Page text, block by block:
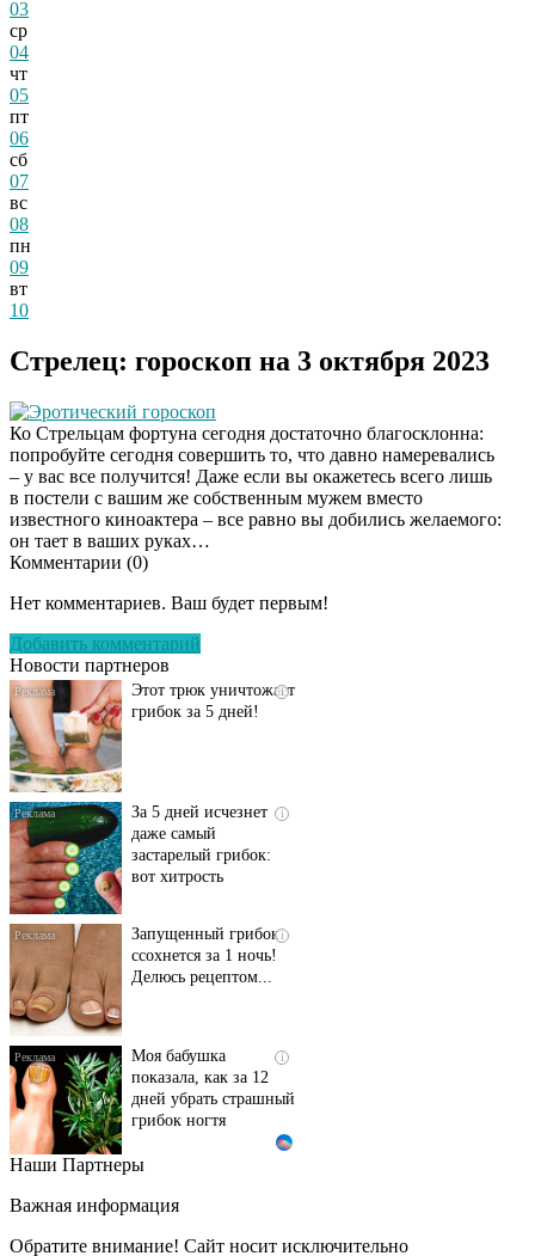
03
ср
04
чт
05
пт
06
сб
07
вс
08
пн
09
вт
10
Стрелец: гороскоп на 3 октября 2023
Эротический гороскоп
Ко Стрельцам фортуна сегодня достаточно благосклонна:
попробуйте сегодня совершить то, что давно намеревались
– у вас все получится! Даже если вы окажетесь всего лишь
в постели с вашим же собственным мужем вместо
известного киноактера – все равно вы добились желаемого:
он тает в ваших руках…
Комментарии (0)
Нет комментариев. Ваш будет первым!
Добавить комментарий
Новости партнеров
Даже самый
исчезнет с корнем,
i
Этот трюк уничтожает
грибок за 5 дней!
i
За 5 дней исчезнет
даже самый
застарелый грибок:
вот хитрость
i
Запущенный грибок
ссохнется за 1 ночь!
Делюсь рецептом...
i
Моя бабушка
показала, как за 12
дней убрать страшный
грибок ногтя
Этот танец невесты
Пересмотрела 10 раз
Наши Партнеры
Важная информация
Обратите внимание! Сайт носит исключительно